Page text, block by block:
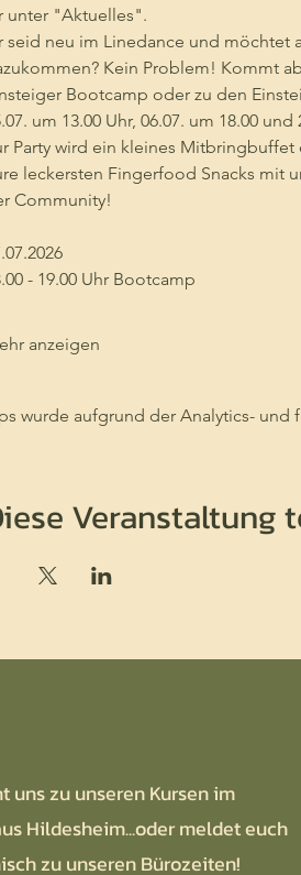
unter "Aktuelles".
seid neu im Linedance und möchtet
Kein Problem! Kommt
Bootcamp oder zu den
um 13.00 Uhr, 06.07. um 18.00 und
Party wird ein kleines
leckersten Fingerfood Snacks mit
Community!
- 19.00 Uhr Bootcamp
anzeigen
wurde aufgrund der Analytics-
Veranstaltung
uns zu unseren Kursen im
Hildesheim...oder meldet euch
zu unseren Bürozeiten!